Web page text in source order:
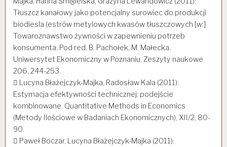
Tłuszcz kanałowy jako potencjalny surowiec do produkcji
biodiesla (estrów metylowych kwasów tłuszczowych [w:]
Towaroznawstwo żywności w zapewnieniu potrzeb
konsumenta. Pod red. B. Pachołek, M. Małecka.
Uniwersytet Ekonomiczny w Poznaniu. Zeszyty naukowe
206, 244-253.
 Lucyna Błażejczyk-Majka, Radosław Kala (2011):
Estymacja efektywności technicznej: podejście
kombinowane. Quantitative Methods in Economics
(Metody Ilościowe w Badaniach Ekonomicznych), XII/2, 80-
90.
 Paweł Boczar, Lucyna Błażejczyk-Majka (2011):